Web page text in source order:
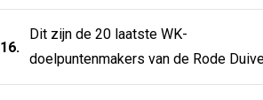
16.
Dit zijn de 20 laatste WK-
doelpuntenmakers van de Rode